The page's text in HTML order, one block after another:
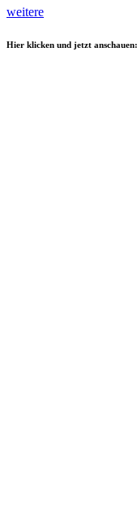
weitere
Hier klicken und jetzt anschauen: